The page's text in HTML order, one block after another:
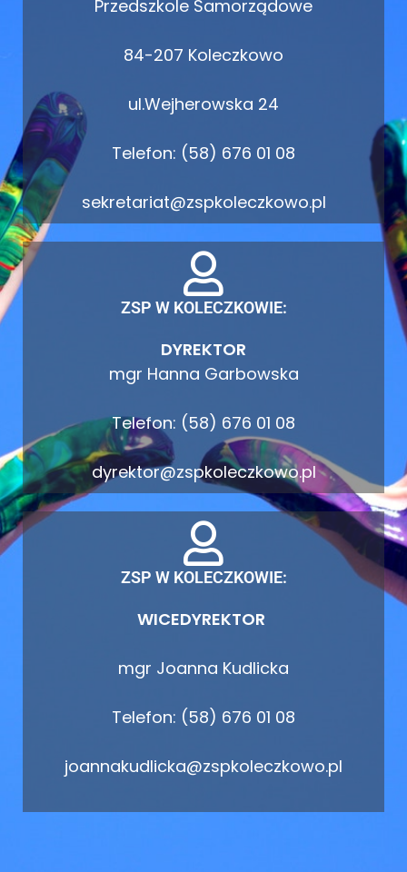
Przedszkole Samorządowe
84-207 Koleczkowo
ul.Wejherowska 24
Telefon: (58) 676 01 08
sekretariat@zspkoleczkowo.pl
ZSP W KOLECZKOWIE:
DYREKTOR
mgr Hanna Garbowska
Telefon: (58) 676 01 08
dyrektor@zspkoleczkowo.pl
ZSP W KOLECZKOWIE:
WICEDYREKTOR
mgr Joanna Kudlicka
Telefon: (58) 676 01 08
joannakudlicka@zspkoleczkowo.pl